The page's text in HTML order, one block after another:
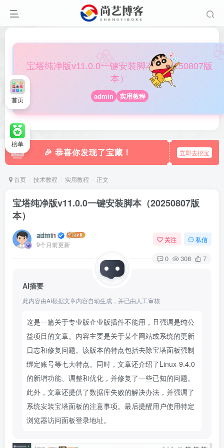
🎀
宝塔纯净版v11.0.0一键安装脚本（20250807版
本）
admin 实用教程
🎉 恭喜你发现了宝藏！ 立即去挖宝
首页 技术教程 实用教程 正文
宝塔纯净版v11.0.0一键安装脚本（20250807版
本）
admin
9个月前更新
关注 私信
0 308 7
AI摘要
此内容由AI根据文章内容自动生成，并已由人工审核
这是一篇关于专业版企业版插件不能用，且强调是纯公
益项目的文章。内容主要是关于某个网站或系统的更新
日志和修复问题。该版本的特点包括去除宝塔面板强制
绑定账号等七大特点。同时，文章还介绍了Linux-9.4.0
的新增功能、调整和优化，并修复了一些已知的问题。
此外，文章还提供了数据库失败的解决办法，并强调了
系统安装宝塔面板的注意事项。最后提醒用户使用特定
浏览器访问面板登录地址。
首页
榜单